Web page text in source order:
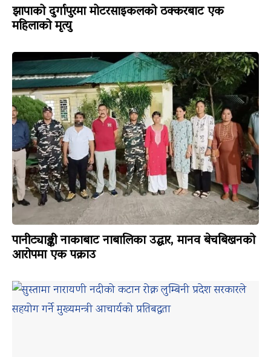
झापाको दुर्गापुरमा मोटरसाइकलको ठक्करबाट एक
महिलाको मृत्यु
पानीट्याङ्की नाकाबाट नाबालिका उद्धार, मानव बेचबिखनको
आरोपमा एक पक्राउ